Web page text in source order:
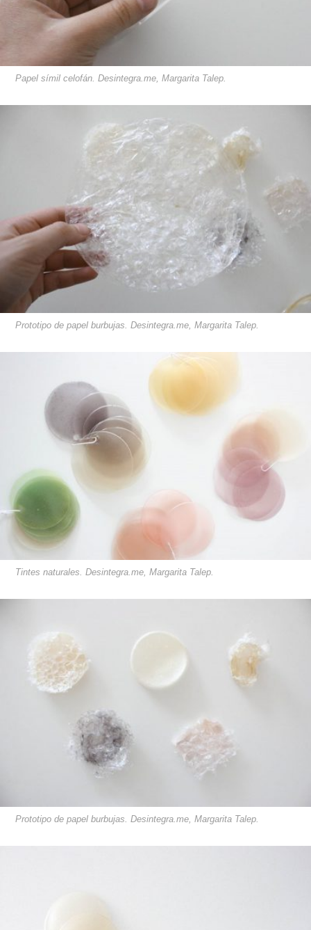
Papel símil celofán. Desintegra.me, Margarita Talep.
Prototipo de papel burbujas. Desintegra.me, Margarita Talep.
Tintes naturales. Desintegra.me, Margarita Talep.
Prototipo de papel burbujas. Desintegra.me, Margarita Talep.